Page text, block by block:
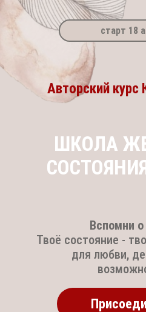
ШКОЛА
Вспомни
Твоё состояние -
для любви,
Авторский курс
старт 18